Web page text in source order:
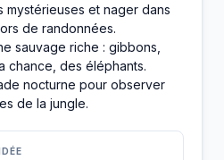
mystérieuses et nager dans
de randonnées.
sauvage riche : gibbons,
chance, des éléphants.
nocturne pour observer
de la jungle.